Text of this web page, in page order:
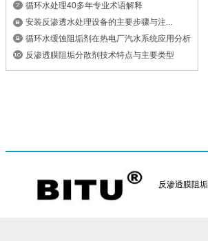
循环水处理40多年专业术语解释
安装反渗透水处理设备​的主要步骤与注...
循环水缓蚀阻垢剂在热电厂汽水系统应用分析
反渗透膜阻垢分散剂技术特点与主要类型
反渗透膜阻